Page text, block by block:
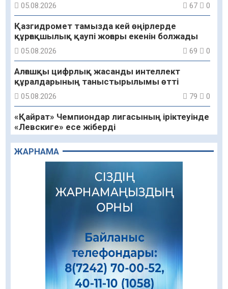
05.08.2026 67 0
Қазгидромет тамызда кей өңірлерде
құрғақшылық қаупі жоғары екенін болжады
05.08.2026 69 0
Алғашқы цифрлық жасанды интеллект
құралдарының таныстырылымы өтті
05.08.2026 79 0
«Қайрат» Чемпиондар лигасының іріктеуінде
«Левскиге» есе жіберді
05.08.2026 71 0
«Ұлттық нақыш – заманауи панно» атты
шеберлік сағаты өтті
05.08.2026
Цифрландыру саласын дамыту аясында
салынатын жаңа орталықтың жобасы
Құқықтық статистика және арнайы есепке
алу жөніндегі комитеттің Қызылорда
облысы бойынша департаментінің басшысы
ЖАРНАМА